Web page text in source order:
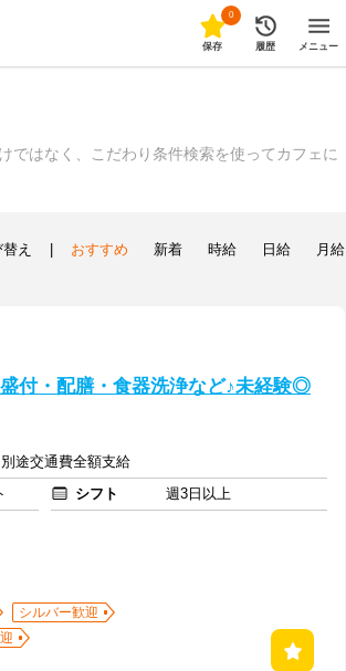
0
保存 履歴 メニュー
ではなく、こだわり条件検索を使ってカフェに
え おすすめ 新着 時給 日給 月給
盛付・配膳・食器洗浄など♪未経験◎
途交通費全額支給
シフト
週3日以上
シルバー歓迎